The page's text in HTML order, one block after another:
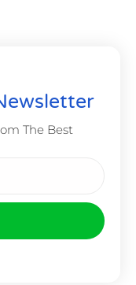
The Best